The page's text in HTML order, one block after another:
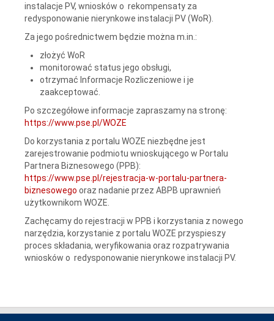
instalacje PV, wniosków o rekompensaty za
redysponowanie nierynkowe instalacji PV (WoR).
Za jego pośrednictwem będzie można m.in.:
złożyć WoR
monitorować status jego obsługi,
otrzymać Informacje Rozliczeniowe i je
zaakceptować.
Po szczegółowe informacje zapraszamy na stronę:
https://www.pse.pl/WOZE
Do korzystania z portalu WOZE niezbędne jest
zarejestrowanie podmiotu wnioskującego w Portalu
Partnera Biznesowego (PPB):
https://www.pse.pl/rejestracja-w-portalu-partnera-
biznesowego oraz nadanie przez ABPB uprawnień
użytkownikom WOZE.
Zachęcamy do rejestracji w PPB i korzystania z nowego
narzędzia, korzystanie z portalu WOZE przyspieszy
proces składania, weryfikowania oraz rozpatrywania
wniosków o redysponowanie nierynkowe instalacji PV.